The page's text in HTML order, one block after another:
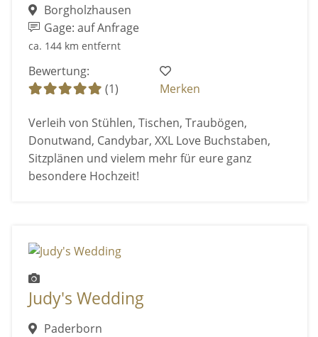
Borgholzhausen
Gage: auf Anfrage
ca. 144 km entfernt
Bewertung:
(1)
Merken
Verleih von Stühlen, Tischen, Traubögen,
Donutwand, Candybar, XXL Love Buchstaben,
Sitzplänen und vielem mehr für eure ganz
besondere Hochzeit!
Judy's Wedding
Paderborn